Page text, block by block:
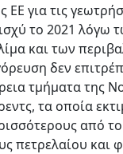
για τις
το 2021 λόγω
και των
δεν
τμήματα της
τα οποία
από
πετρελαίου και